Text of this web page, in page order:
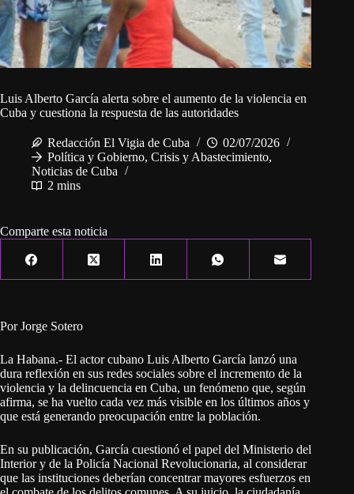
Luis Alberto García alerta sobre el aumento de la violencia en
Cuba y cuestiona la respuesta de las autoridades
Redacción El Vigia de Cuba
02/07/2026
Política y Gobierno, Crisis y Abastecimiento,
Noticias de Cuba
2 mins
Comparte esta noticia
Por Jorge Sotero
La Habana.- El actor cubano Luis Alberto García lanzó una
dura reflexión en sus redes sociales sobre el incremento de la
violencia y la delincuencia en Cuba, un fenómeno que, según
afirma, se ha vuelto cada vez más visible en los últimos años y
que está generando preocupación entre la población.
En su publicación, García cuestionó el papel del Ministerio del
Interior y de la Policía Nacional Revolucionaria, al considerar
que las instituciones deberían concentrar mayores esfuerzos en